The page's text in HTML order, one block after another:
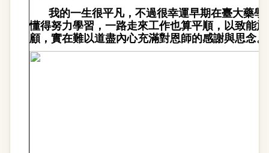
我的一生很平凡，不過很幸運早期在臺大藥
懂得努力學習，一路走來工作也算平順，以致能
顧，實在難以道盡內心充滿對恩師的感謝與思念。